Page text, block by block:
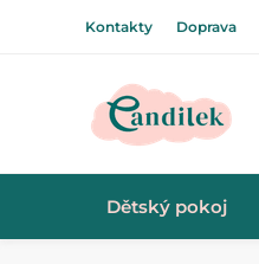
Kontakty Doprava
Dětský pokoj